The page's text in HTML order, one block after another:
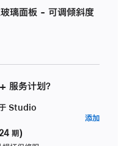
面板 - 可调倾斜度
务计划？
Studio
期)
添加